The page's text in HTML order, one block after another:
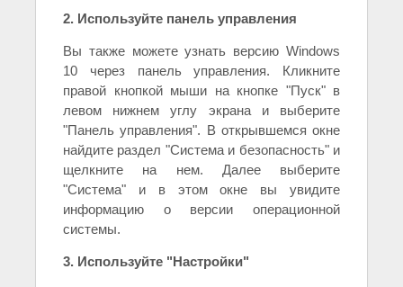
2. Используйте панель управления
Вы также можете узнать версию Windows
10 через панель управления. Кликните
правой кнопкой мыши на кнопке "Пуск" в
левом нижнем углу экрана и выберите
"Панель управления". В открывшемся окне
найдите раздел "Система и безопасность" и
щелкните на нем. Далее выберите
"Система" и в этом окне вы увидите
информацию о версии операционной
системы.
3. Используйте "Настройки"